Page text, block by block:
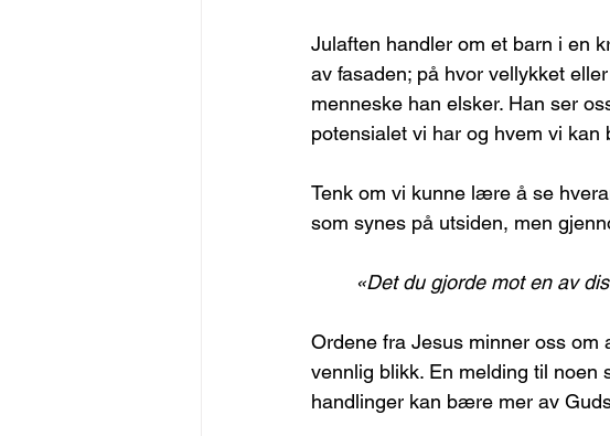
Julaften handler om et barn i en
av fasaden; på hvor vellykket
menneske han elsker. Han ser
potensialet vi har og hvem vi
Tenk om vi kunne lære å se
som synes på utsiden, men
«Det du gjorde mot en av
Ordene fra Jesus minner oss
vennlig blikk. En melding til noen
handlinger kan bære mer av